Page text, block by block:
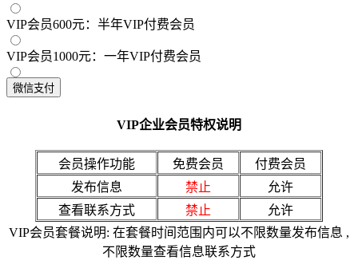
VIP会员600元：半年VIP付费会员
VIP会员1000元：一年VIP付费会员
VIP企业会员特权说明
会员操作功能 免费会员
付费会员
发布信息
禁止
允许
查看联系方式
禁止
允许
VIP会员套餐说明: 在套餐时间范围内可以不限数量发布信息 ,
不限数量查看信息联系方式